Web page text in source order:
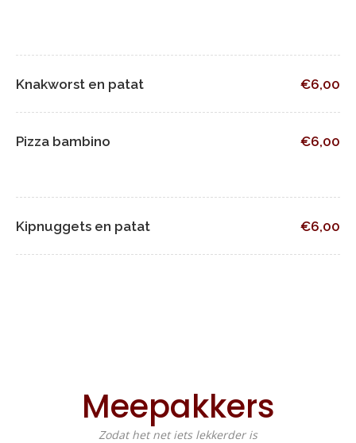
Knakworst en patat €6,00
Pizza bambino €6,00
Kipnuggets en patat €6,00
Meepakkers
Zodat het net iets lekkerder is